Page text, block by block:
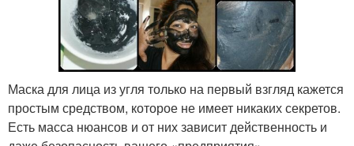
Маска для лица из угля только на первый взгляд кажется
простым средством, которое не имеет никаких секретов.
Есть масса нюансов и от них зависит действенность и